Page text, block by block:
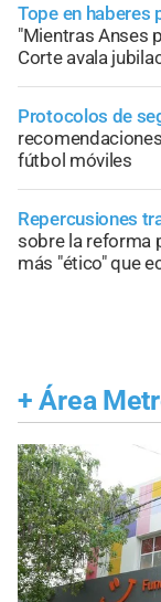
Tope en haberes
"Mientras Anses
Corte avala
Protocolos de
fútbol móviles
Repercusiones
sobre la reforma
más "ético" que
+ Área